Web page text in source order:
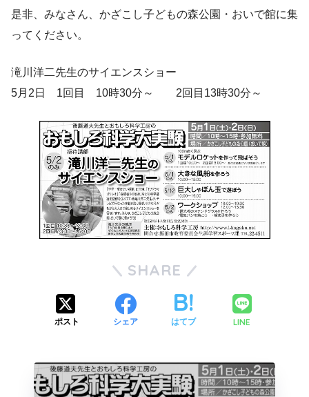
是非、みなさん、かざこし子どもの森公園・おいで館に集
ってください。
滝川洋二先生のサイエンスショー
5月2日 1回目 10時30分～ 2回目13時30分～
SHARE
ポスト シェア はてブ LINE